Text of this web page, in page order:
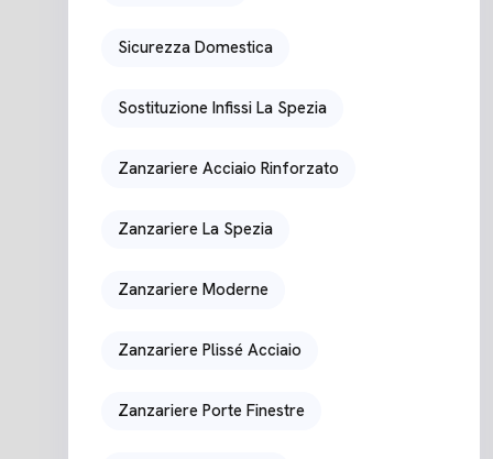
Sicurezza Domestica
Sostituzione Infissi La Spezia
Zanzariere Acciaio Rinforzato
Zanzariere La Spezia
Zanzariere Moderne
Zanzariere Plissé Acciaio
Zanzariere Porte Finestre